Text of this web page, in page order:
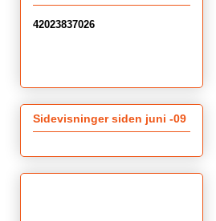
42023837026
Sidevisninger siden juni -09